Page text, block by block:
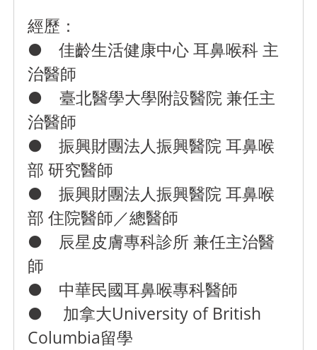
經歷：
● 佳齡生活健康中心 耳鼻喉科 主
治醫師
● 臺北醫學大學附設醫院 兼任主
治醫師
● 振興財團法人振興醫院 耳鼻喉
部 研究醫師
● 振興財團法人振興醫院 耳鼻喉
部 住院醫師／總醫師
● 辰星皮膚專科診所 兼任主治醫
師
● 中華民國耳鼻喉專科醫師
● 加拿大University of British
Columbia留學